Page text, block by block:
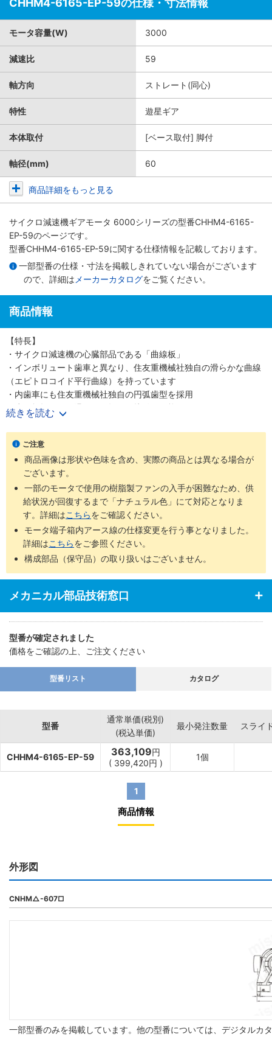
CHHM4-6165-EP-59の仕様・寸法情報
モータ容量(W) 3000
減速比 59
軸方向 ストレート(同心)
特性 遊星ギア
本体取付 [ベース取付] 脚付
軸径(mm) 60
商品詳細をもっと見る
サイクロ減速機ギアモータ 6000シリーズの型番CHHM4-6165-
EP-59のページです。
型番CHHM4-6165-EP-59に関する仕様情報を記載しております。
一部型番の仕様・寸法を掲載しきれていない場合がございます
ので、詳細は メーカーカタログをご覧ください。
商品情報
【特長】
・サイクロ減速機の心臓部品である「曲線板」
・インボリュート歯車と異なり、住友重機械社独自の滑らかな曲線
（エピトロコイド平行曲線）を持っています
・内歯車にも住友重機械社独自の円弧歯型を採用
・歯の折損がない滑らかな転がり接触を可能にしました
・少ない減速段数で高い減速比を得ること、つまり高効率と高減速
比の両立を可能にしました
・噛み合い率がインボリュートギヤの2～3倍高く、衝撃荷重が発生
しても多くの歯で分散して吸収する為、タフで長寿命な減速機です
・減速機部の材質は耐摩耗・耐疲労性に富む高炭素高クロム軸受鋼
を使用しています
続きを読む
ご注意
商品画像は形状や色味を含め、実際の商品とは異なる場合が
ございます。
一部のモータで使用の樹脂製ファンの入手が困難なため、供
給状況が回復するまで「ナチュラル色」にて対応となりま
す。詳細はこちらをご確認ください。
モータ端子箱内アース線の仕様変更を行う事となりました。
詳細はこちらをご参照ください。
構成部品（保守品）の取り扱いはございません。
メカニカル部品技術窓口
型番が確定されました
価格をご確認の上、ご注文ください
型番リスト カタログ
型番
通常単価(税別)
(税込単価)
最小発注数量 スライ
CHHM4-6165-EP-59 363,109円
( 399,420円 )
1個
1
商品情報
外形図
CNHM△-607□
一部型番のみを掲載しています。他の型番については、デジタルカ